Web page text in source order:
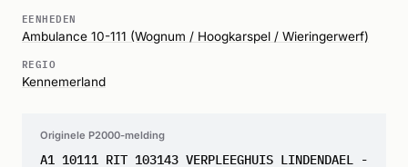
EENHEDEN
Ambulance 10-111 (Wognum / Hoogkarspel / Wieringerwerf)
REGIO
Kennemerland
Originele P2000-melding
A1 10111 RIT 103143 VERPLEEGHUIS LINDENDAEL -